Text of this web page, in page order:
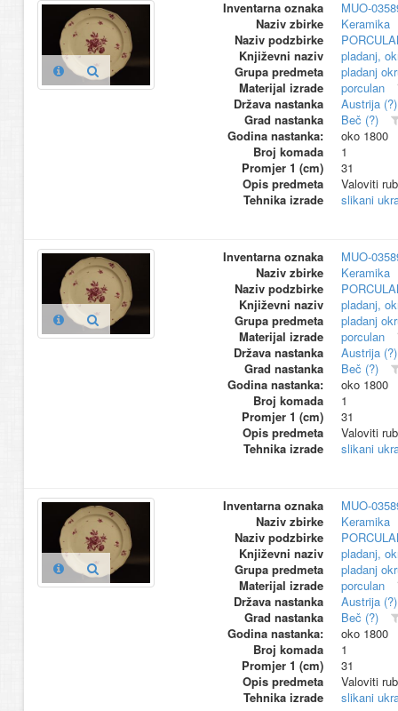
Inventarna oznaka
MUO-
Naziv zbirke
Keramika
Naziv podzbirke
Književni naziv
pladanj,
Grupa predmeta
pladanj
Materijal izrade
porculan
Država nastanka
Austrija (?)
Grad nastanka
Beč (?)
Godina nastanka:
oko 1800
Broj komada
1
Promjer 1 (cm)
31
Opis predmeta
Valoviti
Tehnika izrade
slikani
Inventarna oznaka
MUO-
Naziv zbirke
Keramika
Naziv podzbirke
Književni naziv
pladanj,
Grupa predmeta
pladanj
Materijal izrade
porculan
Država nastanka
Austrija (?)
Grad nastanka
Beč (?)
Godina nastanka:
oko 1800
Broj komada
1
Promjer 1 (cm)
31
Opis predmeta
Valoviti
Tehnika izrade
slikani
Inventarna oznaka
MUO-
Naziv zbirke
Keramika
Naziv podzbirke
Književni naziv
pladanj,
Grupa predmeta
pladanj
Materijal izrade
porculan
Država nastanka
Austrija (?)
Grad nastanka
Beč (?)
Godina nastanka:
oko 1800
Broj komada
1
Promjer 1 (cm)
31
Opis predmeta
Valoviti
Tehnika izrade
slikani